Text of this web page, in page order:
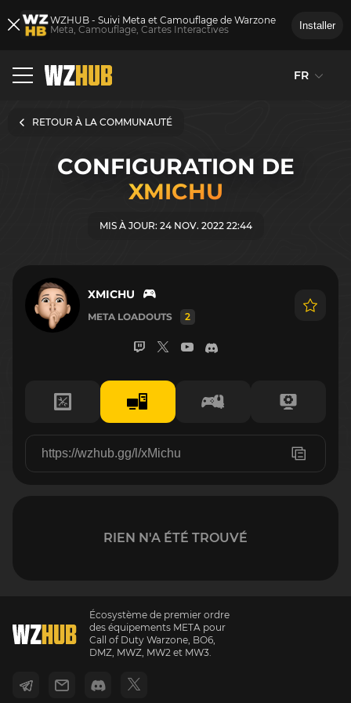
WZHUB - Suivi Meta et Camouflage de Warzone
Meta, Camouflage, Cartes Interactives
Installer
FR
RETOUR À LA COMMUNAUTÉ
CONFIGURATION DE
XMICHU
MIS À JOUR: 24 NOV. 2022 22:44
XMICHU
META LOADOUTS 2
RIEN N'A ÉTÉ TROUVÉ
Écosystème de premier ordre
des équipements META pour
Call of Duty Warzone, BO6,
DMZ, MWZ, MW2 et MW3.